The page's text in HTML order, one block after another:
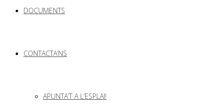
DOCUMENTS
CONTACTA’NS
APUNTA’T A L’ESPLAI!